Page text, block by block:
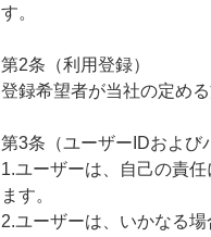
す。
第2条（利用登録）
登録希望者が当社の定め
第3条（ユーザーIDおよび
1.ユーザーは、自己の責
ます。
2.ユーザーは、いかなる